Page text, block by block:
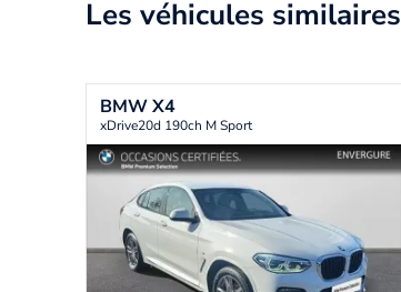
Les véhicules similaires
BMWX4
xDrive20d 190ch M Sport